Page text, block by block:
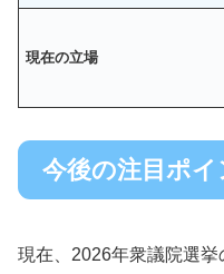
現在の立場
今後の注目ポイ
現在、2026年衆議院選